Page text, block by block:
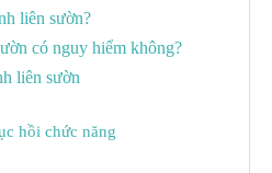
liên sườn?
có nguy hiểm không?
liên sườn
hồi chức năng